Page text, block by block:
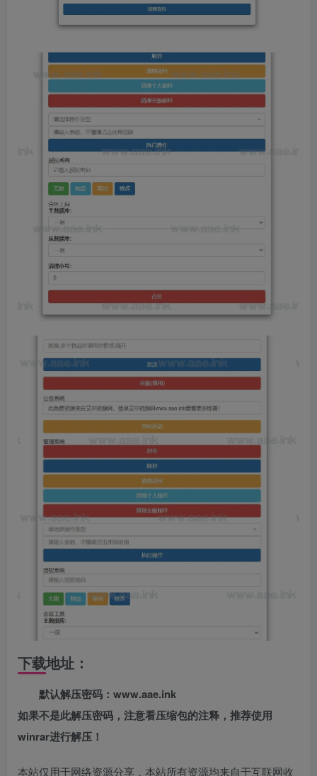
下载地址：
默认解压密码：www.aae.ink
如果不是此解压密码，注意看压缩包的注释，推荐使用
winrar进行解压！
本站仅用于网络资源分享，本站所有资源均来自于互联网收